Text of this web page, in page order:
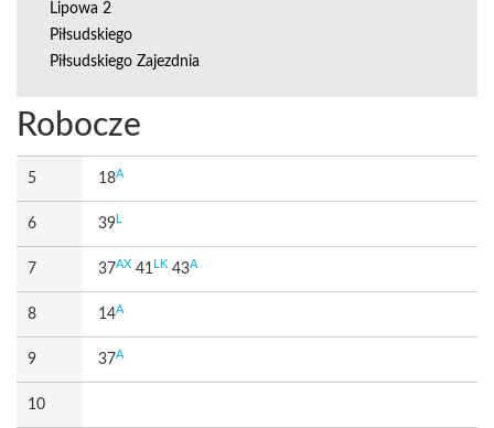
Lipowa 2
Piłsudskiego
Piłsudskiego Zajezdnia
Robocze
5 18A
6 39
7 37AX 41 LK 43A
8 14A
9 37A
10